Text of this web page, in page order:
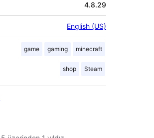
4.8.29
English (US)
game gaming minecraft
shop Steam